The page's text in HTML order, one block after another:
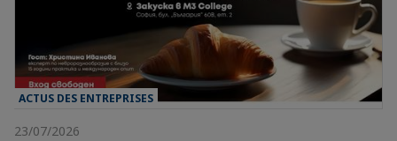
ACTUS DES ENTREPRISES
23/07/2026